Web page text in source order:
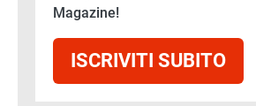
Magazine!
ISCRIVITI SUBITO